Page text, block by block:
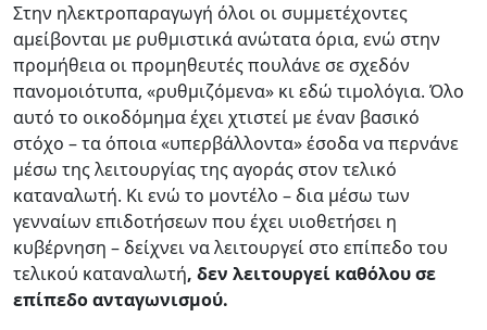
Στην ηλεκτροπαραγωγή όλοι οι συμμετέχοντες
αμείβονται με ρυθμιστικά ανώτατα όρια, ενώ στην
προμήθεια οι προμηθευτές πουλάνε σε σχεδόν
πανομοιότυπα, «ρυθμιζόμενα» κι εδώ τιμολόγια. Όλο
αυτό το οικοδόμημα έχει χτιστεί με έναν βασικό
στόχο – τα όποια «υπερβάλλοντα» έσοδα να περνάνε
μέσω της λειτουργίας της αγοράς στον τελικό
καταναλωτή. Κι ενώ το μοντέλο – δια μέσω των
γενναίων επιδοτήσεων που έχει υιοθετήσει η
κυβέρνηση – δείχνει να λειτουργεί στο επίπεδο του
τελικού καταναλωτή, δεν λειτουργεί καθόλου σε
επίπεδο ανταγωνισμού.